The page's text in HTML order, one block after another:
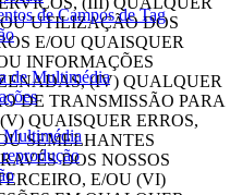
de Campos de Tag
de Multimédia
UTILIZAÇÃO DOS
E/OU QUAISQUER
INFORMAÇÕES
(IV) QUALQUER
DE TRANSMISSÃO PARA
QUAISQUER ERROS,
SEMELHANTES
DOS NOSSOS
E/OU (VI)